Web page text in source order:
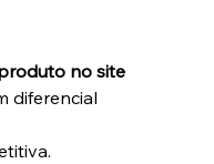
no site
diferencial